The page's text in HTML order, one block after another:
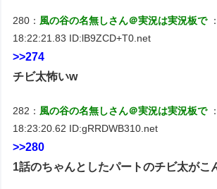
280： 風の谷の名無しさん＠実況は実況板で
18:22:21.83 ID:lB9ZCD+T0.net
>>274
チビ太怖いw
282： 風の谷の名無しさん＠実況は実況板で
18:23:20.62 ID:gRRDWB310.net
>>280
1話のちゃんとしたパートのチビ太がこ